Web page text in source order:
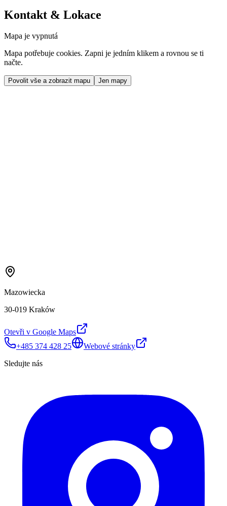
Kontakt & Lokace
Mapa je vypnutá
Mapa potřebuje cookies. Zapni je jedním klikem a rovnou se ti
načte.
Povolit vše a zobrazit mapu Jen mapy
Mazowiecka
30-019 Kraków
Otevři v Google Maps
+485 374 428 25
Webové stránky
Sledujte nás